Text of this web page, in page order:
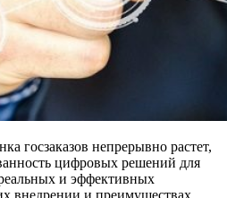
госзаказов непрерывно растет,
цифровых решений для
и эффективных